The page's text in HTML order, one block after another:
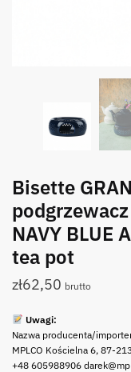
Bisette
NAVY BLUE
tea pot
zł62,50 brutto
Uwagi:
Nazwa producenta/
MPLCO Kościelna 6, 87-
+48 605988906